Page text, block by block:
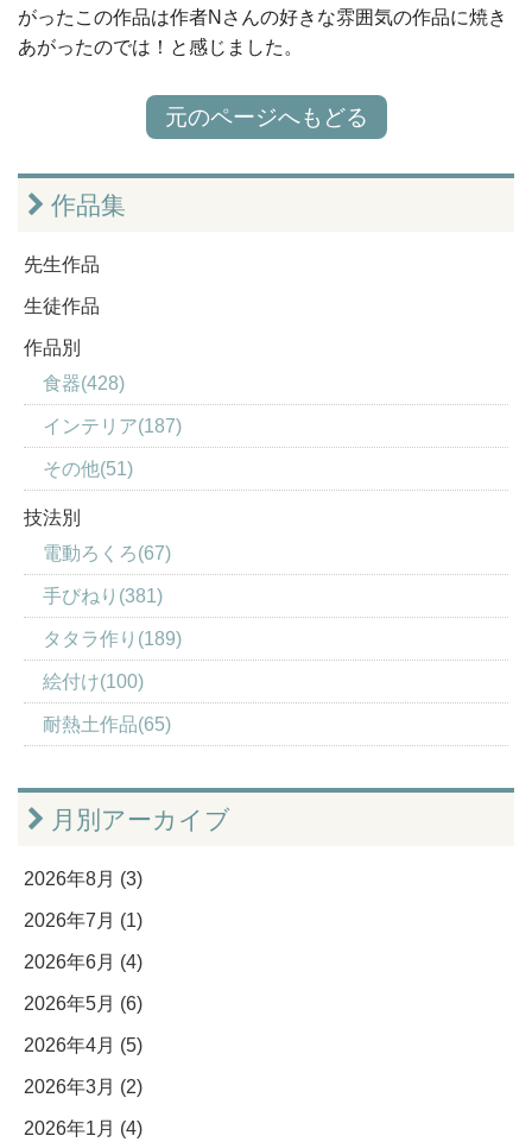
がったこの作品は作者Nさんの好きな雰囲気の作品に焼き
あがったのでは！と感じました。
元のページへもどる
作品集
先生作品
生徒作品
作品別
食器(428)
インテリア(187)
その他(51)
技法別
電動ろくろ(67)
手びねり(381)
タタラ作り(189)
絵付け(100)
耐熱土作品(65)
月別アーカイブ
2026年8月 (3)
2026年7月 (1)
2026年6月 (4)
2026年5月 (6)
2026年4月 (5)
2026年3月 (2)
2026年1月 (4)